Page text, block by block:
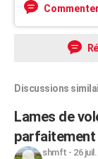
Commenter
Discussions
Lames de
shmft - 26